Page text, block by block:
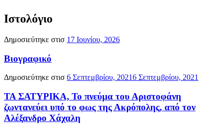
Ιστολόγιο
Δημοσιεύτηκε στισ 17 Ιουνίου, 2026
Βιογραφικό
Δημοσιεύτηκε στισ 6 Σεπτεμβρίου, 20216 Σεπτεμβρίου, 2021
ΤΑ ΣΑΤΥΡΙΚΑ, Το πνεύμα του Αριστοφάνη
ζωντανεύει υπό το φως της Ακρόπολης, από τον
Αλέξανδρο Χάχαλη